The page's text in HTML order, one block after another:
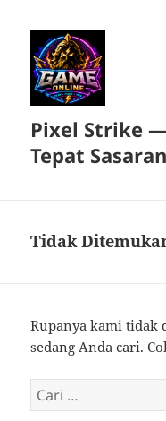
Pixel Strike
Tepat Sasaran
Tidak
Rupanya kami tidak
sedang Anda cari.
Cari
untuk: